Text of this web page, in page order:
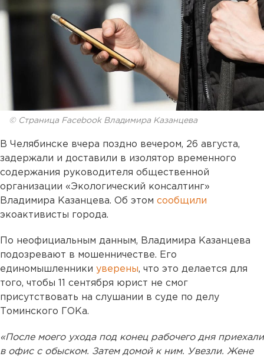
© Страница Facebook Владимира Казанцева
В Челябинске вчера поздно вечером, 26 августа,
задержали и доставили в изолятор временного
содержания руководителя общественной
организации «Экологический консалтинг»
Владимира Казанцева. Об этом сообщили
экоактивисты города.
По неофициальным данным, Владимира Казанцева
подозревают в мошенничестве. Его
единомышленники уверены, что это делается для
того, чтобы 11 сентября юрист не смог
присутствовать на слушании в суде по делу
Томинского ГОКа.
«После моего ухода под конец рабочего дня приехали
в офис с обыском. Затем домой к ним. Увезли. Жене